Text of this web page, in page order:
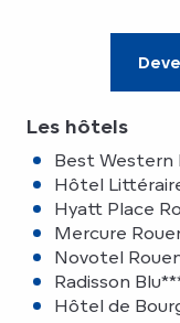
Les hôtels
Best Western
Hôtel
Hyatt Place
Mercure
Novotel
Radisson
Hôtel de